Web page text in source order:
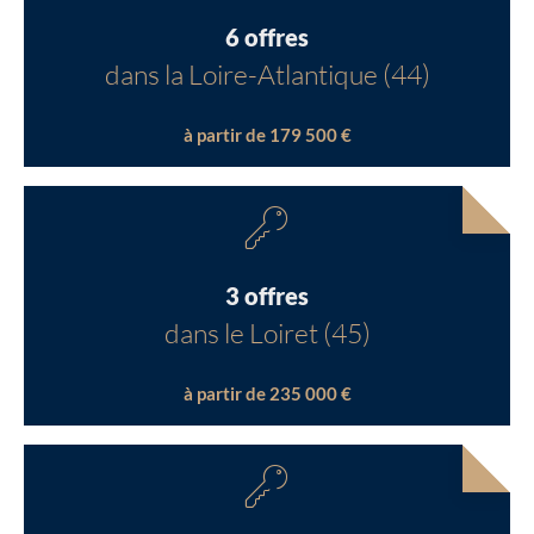
6 offres
dans la Loire-Atlantique (44)
à partir de 179 500 €
3 offres
dans le Loiret (45)
à partir de 235 000 €